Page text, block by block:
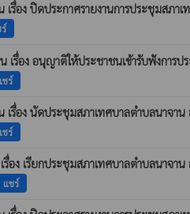
เรื่อง ปิดประกาศรายงานการประชุมส
เรื่อง อนุญาติให้ประชาชนเข้ารับฟังก
ชร์
เรื่อง นัดประชุมสภาเทศบาลตำบลนาจ
ชร์
รื่อง เรียกประชุมสภาเทศบาลตำบลนา
แชร์